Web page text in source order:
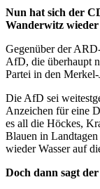
Nun hat sich der
Wanderwitz
Gegenüber der
AfD, die überhaupt
Partei in den Merkel-
Die AfD sei
Anzeichen für eine
es all die Höckes,
Blauen in
wieder Wasser auf
Doch dann sagt